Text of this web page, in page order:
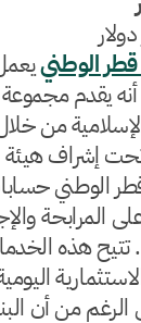
الوطني
أنه يقدم
من
إشراف
الوطني
المرابحة
تتيح هذه
الرغم من أن